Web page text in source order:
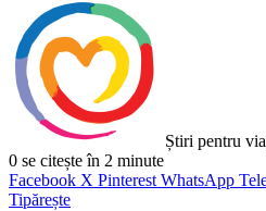
Știri pentru
0 se citește în 2 minute
Facebook X Pinterest WhatsApp
Tipărește